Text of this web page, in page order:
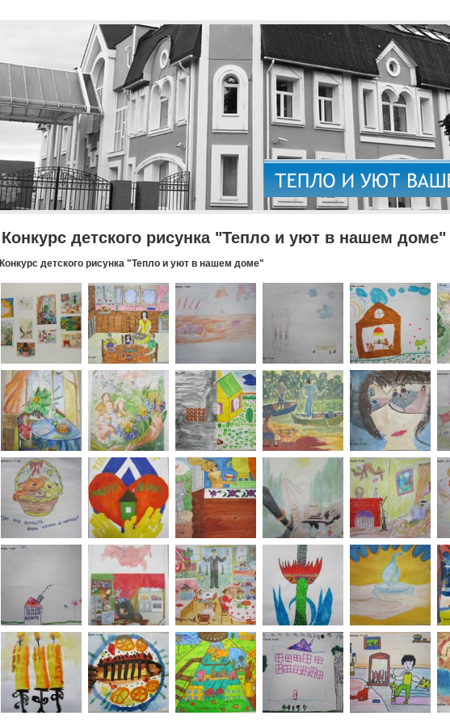
Конкурс детского рисунка "Тепло и уют в нашем доме"
Конкурс детского рисунка "Тепло и уют в нашем доме"